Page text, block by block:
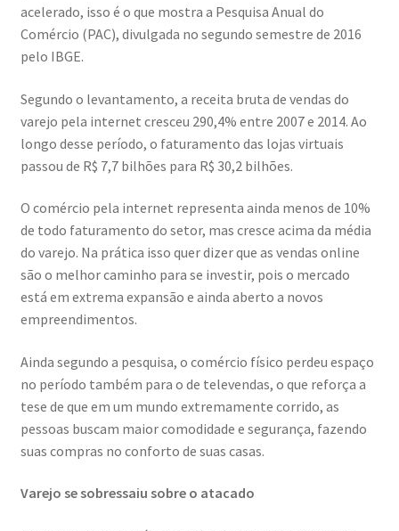
acelerado, isso é o que mostra a Pesquisa Anual do
Comércio (PAC), divulgada no segundo semestre de 2016
pelo IBGE.
Segundo o levantamento, a receita bruta de vendas do
varejo pela internet cresceu 290,4% entre 2007 e 2014. Ao
longo desse período, o faturamento das lojas virtuais
passou de R$ 7,7 bilhões para R$ 30,2 bilhões.
O comércio pela internet representa ainda menos de 10%
de todo faturamento do setor, mas cresce acima da média
do varejo. Na prática isso quer dizer que as vendas online
são o melhor caminho para se investir, pois o mercado
está em extrema expansão e ainda aberto a novos
empreendimentos.
Ainda segundo a pesquisa, o comércio físico perdeu espaço
no período também para o de televendas, o que reforça a
tese de que em um mundo extremamente corrido, as
pessoas buscam maior comodidade e segurança, fazendo
suas compras no conforto de suas casas.
Varejo se sobressaiu sobre o atacado